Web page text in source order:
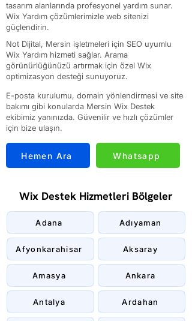
tasarım alanlarında profesyonel yardım sunar.
Wix Yardım çözümlerimizle web sitenizi
güçlendirin.
Not Dijital, Mersin işletmeleri için SEO uyumlu
Wix Yardım hizmeti sağlar. Arama
görünürlüğünüzü artırmak için özel Wix
optimizasyon desteği sunuyoruz.
E-posta kurulumu, domain yönlendirmesi ve site
bakımı gibi konularda Mersin Wix Destek
ekibimiz yanınızda. Güvenilir ve hızlı çözümler
için bize ulaşın.
Hemen Ara Whatsapp
Wix Destek Hizmetleri Bölgeler
Adana
Afyonkarahisar
Amasya
Antalya
Adıyaman
Aksaray
Ankara
Ardahan